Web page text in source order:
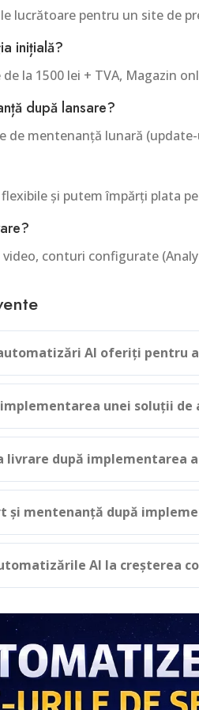
lucrătoare pentru un site de
inițială?
la 1500 lei + TVA, Magazin
după lansare?
de mentenanță lunară
și putem împărți plata
conturi configurate
AI oferiți pentru
unei soluții
livrare după implementarea
și mentenanță după
AI la creșterea